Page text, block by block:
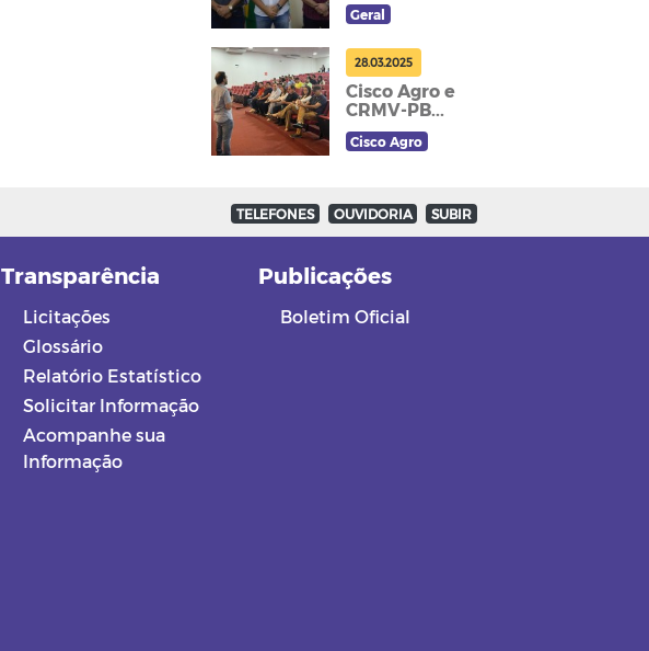
Geral
28.03.2025
Cisco Agro e
CRMV-PB...
Cisco Agro
TELEFONES OUVIDORIA SUBIR
Transparência
Licitações
Glossário
Relatório Estatístico
Solicitar Informação
Acompanhe sua
Informação
Publicações
Boletim Oficial